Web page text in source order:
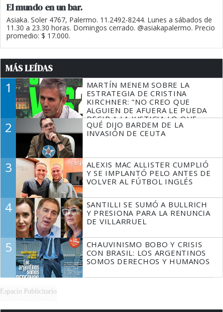
El mundo en un bar.
Asiaka. Soler 4767, Palermo. 11.2492-8244. Lunes a sábados de
11.30 a 23.30 horas. Domingos cerrado. @asiakapalermo. Precio
promedio: $ 17.000.
MÁS LEÍDAS
1
MARTÍN MENEM SOBRE LA
ESTRATEGIA DE CRISTINA
KIRCHNER: "NO CREO QUE
ALGUIEN DE AFUERA LE PUEDA
DECIR A LA JUSTICIA LO QUE
TIENE QUE HACER"
2
QUÉ DIJO BARDEM DE LA
INVASIÓN DE CEUTA
3
ALEXIS MAC ALLISTER CUMPLIÓ
Y SE IMPLANTÓ PELO ANTES DE
VOLVER AL FÚTBOL INGLÉS
4
SANTILLI SE SUMÓ A BULLRICH
Y PRESIONA PARA LA RENUNCIA
DE VILLARRUEL
5
CHAUVINISMO BOBO Y CRISIS
CON BRASIL: LOS ARGENTINOS
SOMOS DERECHOS Y HUMANOS
Espacio Publicitario